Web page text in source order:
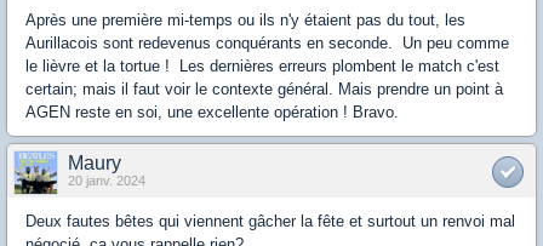
Après une première mi-temps ou ils n'y étaient pas du tout, les
Aurillacois sont redevenus conquérants en seconde. Un peu comme
le lièvre et la tortue ! Les dernières erreurs plombent le match c'est
certain; mais il faut voir le contexte général. Mais prendre un point à
AGEN reste en soi, une excellente opération ! Bravo.
Maury
20 janv. 2024
Deux fautes bêtes qui viennent gâcher la fête et surtout un renvoi mal